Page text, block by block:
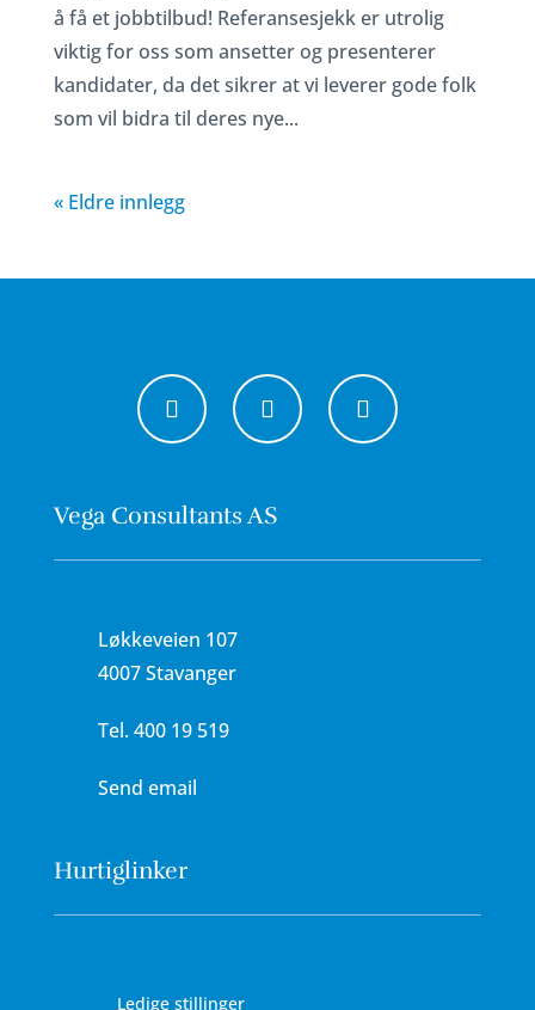
å få et jobbtilbud! Referansesjekk er utrolig
viktig for oss som ansetter og presenterer
kandidater, da det sikrer at vi leverer gode folk
som vil bidra til deres nye...
« Eldre innlegg
Vega Consultants AS
Løkkeveien 107
4007 Stavanger
Tel.400 19 519
Send email
Hurtiglinker
Ledige stillinger